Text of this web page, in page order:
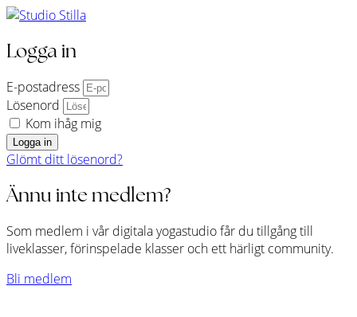
Logga in
E-postadress
Lösenord
Kom ihåg mig
Logga in
Glömt ditt lösenord?
Ännu inte medlem?
Som medlem i vår digitala yogastudio får du tillgång till
liveklasser, förinspelade klasser och ett härligt community.
Bli medlem